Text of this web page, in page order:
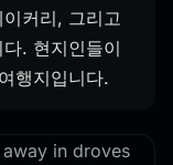
커리, 그리고
. 현지인들이
행지입니다.